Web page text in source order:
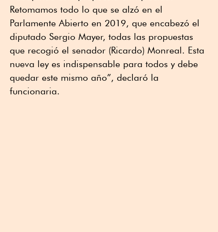
Retomamos todo lo que se alzó en el
Parlamente Abierto en 2019, que encabezó el
diputado Sergio Mayer, todas las propuestas
que recogió el senador (Ricardo) Monreal. Esta
nueva ley es indispensable para todos y debe
quedar este mismo año”, declaró la
funcionaria.